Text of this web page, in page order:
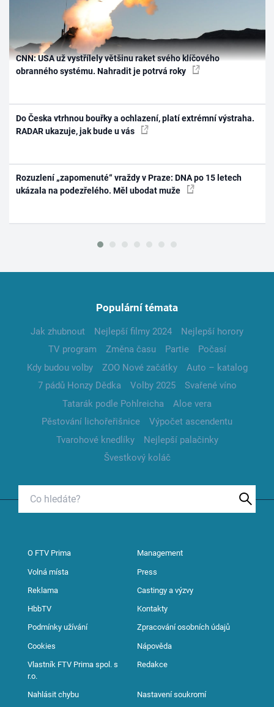
CNN: USA už vystřílely většinu raket svého klíčového
obranného systému. Nahradit je potrvá roky
Do Česka vtrhnou bouřky a ochlazení, platí extrémní výstraha.
RADAR ukazuje, jak bude u vás
Rozuzlení „zapomenuté“ vraždy v Praze: DNA po 15 letech
ukázala na podezřelého. Měl ubodat muže
Populární témata
Jak zhubnout Nejlepší filmy 2024
Nejlepší horory
TV program
Změna času Partie
Počasí
Kdy budou volby
ZOO Nové začátky
Auto – katalog
7 pádů Honzy Dědka
Volby 2025
Svařené víno
Tatarák podle Pohlreicha
Aloe vera
Pěstování lichořeřišnice
Výpočet ascendentu
Tvarohové knedlíky
Nejlepší palačinky
Švestkový koláč
O FTV Prima Management
Volná místa Press
Reklama Castingy a výzvy
HbbTV Kontakty
Podmínky užívání Zpracování osobních údajů
Cookies Nápověda
Vlastník FTV Prima spol. s
r.o.
Redakce
Nahlásit chybu Nastavení soukromí